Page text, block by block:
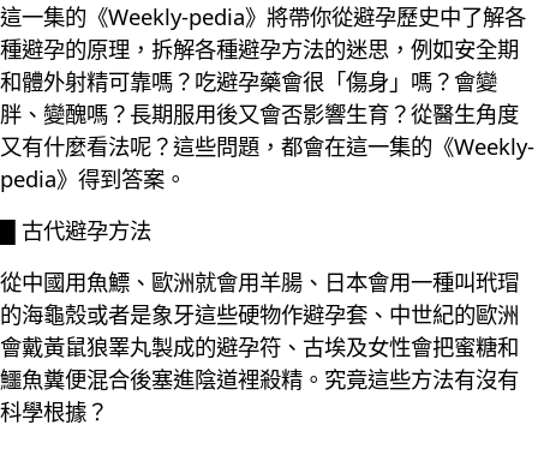
這一集的《Weekly-pedia》將帶你從避孕歷史中了解各
種避孕的原理，拆解各種避孕方法的迷思，例如安全期
和體外射精可靠嗎？吃避孕藥會很「傷身」嗎？會變
胖、變醜嗎？長期服用後又會否影響生育？從醫生角度
又有什麼看法呢？這些問題，都會在這一集的《Weekly-
pedia》得到答案。
█ 古代避孕方法
從中國用魚鰾、歐洲就會用羊腸、日本會用一種叫玳瑁
的海龜殼或者是象牙這些硬物作避孕套、中世紀的歐洲
會戴黃鼠狼睪丸製成的避孕符、古埃及女性會把蜜糖和
鱷魚糞便混合後塞進陰道裡殺精。究竟這些方法有沒有
科學根據？